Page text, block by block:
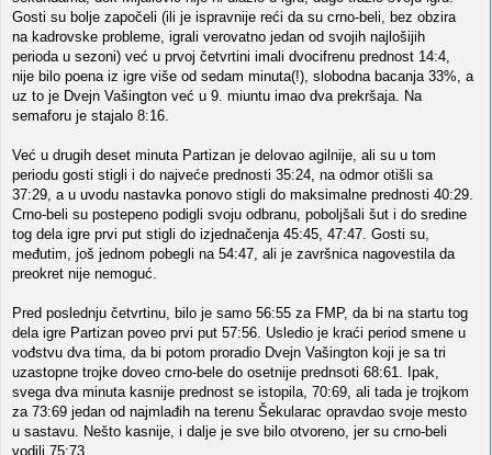
Gosti su bolje započeli (ili je ispravnije reći da su crno-beli, bez obzira
na kadrovske probleme, igrali verovatno jedan od svojih najlošijih
perioda u sezoni) već u prvoj četvrtini imali dvocifrenu prednost 14:4,
nije bilo poena iz igre više od sedam minuta(!), slobodna bacanja 33%, a
uz to je Dvejn Vašington već u 9. miuntu imao dva prekršaja. Na
semaforu je stajalo 8:16.
Već u drugih deset minuta Partizan je delovao agilnije, ali su u tom
periodu gosti stigli i do najveće prednosti 35:24, na odmor otišli sa
37:29, a u uvodu nastavka ponovo stigli do maksimalne prednosti 40:29.
Crno-beli su postepeno podigli svoju odbranu, poboljšali šut i do sredine
tog dela igre prvi put stigli do izjednačenja 45:45, 47:47. Gosti su,
međutim, još jednom pobegli na 54:47, ali je završnica nagovestila da
preokret nije nemoguć.
Pred poslednju četvrtinu, bilo je samo 56:55 za FMP, da bi na startu tog
dela igre Partizan poveo prvi put 57:56. Usledio je kraći period smene u
vođstvu dva tima, da bi potom proradio Dvejn Vašington koji je sa tri
uzastopne trojke doveo crno-bele do osetnije prednsoti 68:61. Ipak,
svega dva minuta kasnije prednost se istopila, 70:69, ali tada je trojkom
za 73:69 jedan od najmlađih na terenu Šekularac opravdao svoje mesto
u sastavu. Nešto kasnije, i dalje je sve bilo otvoreno, jer su crno-beli
vodili 75:73.